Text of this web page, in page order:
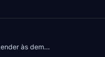
às dem...